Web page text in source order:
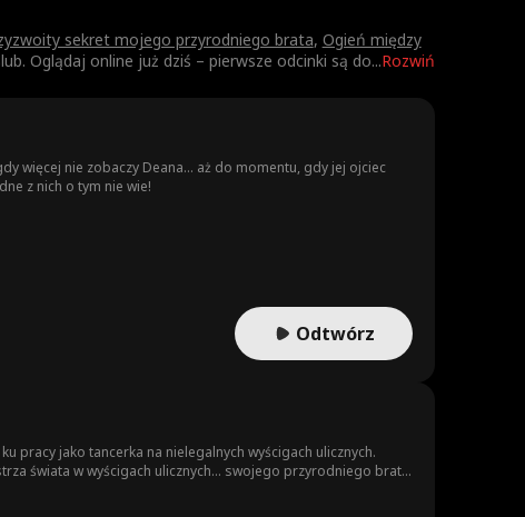
Rozwiń
sekret mojego przyrodniego brata, Ogień między
Oglądaj online już dziś – pierwsze odcinki są do...
więcej nie zobaczy Deana... aż do momentu, gdy jej ojciec
z nich o tym nie wie!
Odtwórz
pracy jako tancerka na nielegalnych wyścigach ulicznych.
świata w wyścigach ulicznych... swojego przyrodniego brata.